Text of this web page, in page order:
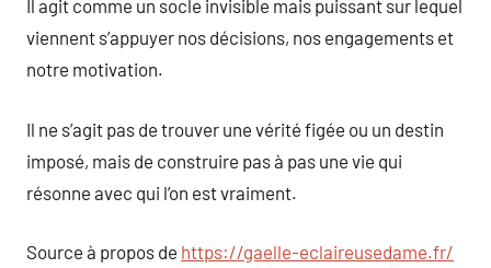
Il agit comme un socle invisible mais puissant sur lequel
viennent s’appuyer nos décisions, nos engagements et
notre motivation.
Il ne s’agit pas de trouver une vérité figée ou un destin
imposé, mais de construire pas à pas une vie qui
résonne avec qui l’on est vraiment.
Source à propos de https://gaelle-eclaireusedame.fr/